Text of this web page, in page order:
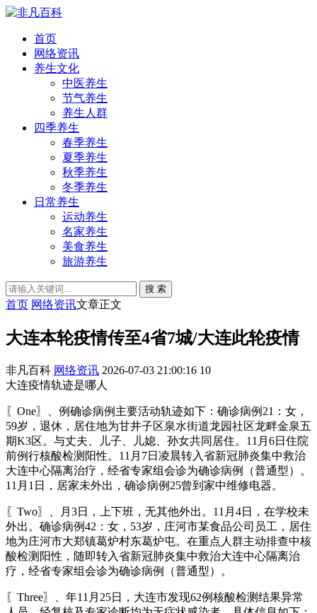
首页
网络资讯
养生文化
中医养生
节气养生
养生人群
四季养生
春季养生
夏季养生
秋季养生
冬季养生
日常养生
运动养生
名家养生
美食养生
旅游养生
搜 索
首页 网络资讯文章正文
大连本轮疫情传至4省7城/大连此轮疫情
非凡百科 网络资讯 2026-07-03 21:00:16 10
大连疫情轨迹是哪人
〖One〗、例确诊病例主要活动轨迹如下：确诊病例21：女，
59岁，退休，居住地为甘井子区泉水街道龙园社区龙畔金泉五
期K3区。与丈夫、儿子、儿媳、孙女共同居住。11月6日住院
前例行核酸检测阳性。11月7日凌晨转入省新冠肺炎集中救治
大连中心隔离治疗，经省专家组会诊为确诊病例（普通型）。
11月1日，居家未外出，确诊病例25曾到家中维修电器。
〖Two〗、月3日，上下班，无其他外出。11月4日，在学校未
外出。确诊病例42：女，53岁，庄河市某食品公司员工，居住
地为庄河市大郑镇葛炉村东葛炉屯。在重点人群主动排查中核
酸检测阳性，随即转入省新冠肺炎集中救治大连中心隔离治
疗，经省专家组会诊为确诊病例（普通型）。
〖Three〗、年11月25日，大连市发现62例核酸检测结果异常